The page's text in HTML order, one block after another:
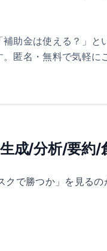
助金は使える？」と
匿名・無料で気軽に
成/分析/要約/
クで勝つか」を見る